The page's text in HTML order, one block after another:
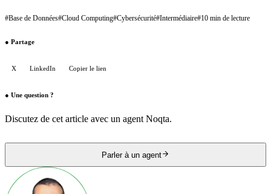
#Base de Données#Cloud Computing#Cybersécurité#Intermédiaire#10 min de lecture
● Partage
X LinkedIn Copier le lien
● Une question ?
Discutez de cet article avec un agent Noqta.
Parler à un agent